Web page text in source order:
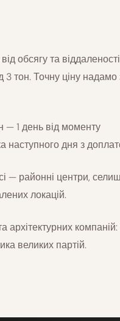
обсягу та
3 тон. Точну ціну надамо
— 1 день від моменту
наступного дня з
— районні центри,
локацій.
архітектурних
великих партій.